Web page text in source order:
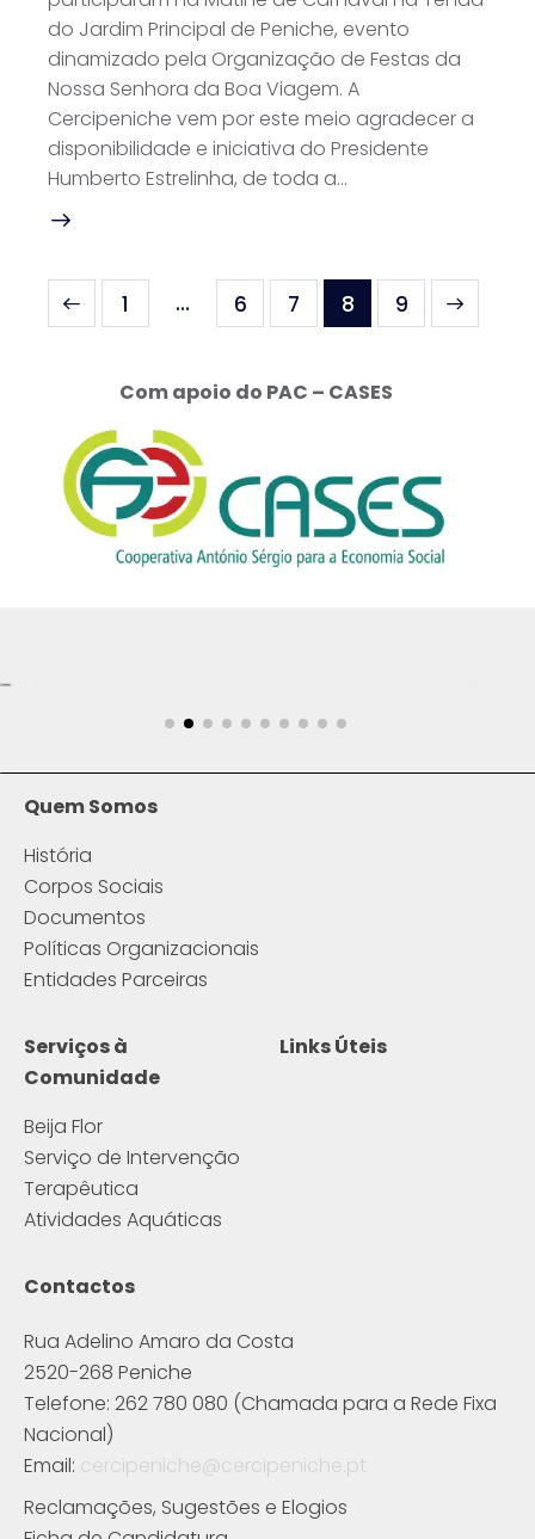
do Jardim Principal de Peniche, evento
dinamizado pela Organização de Festas da
Nossa Senhora da Boa Viagem. A
Cercipeniche vem por este meio agradecer a
disponibilidade e iniciativa do Presidente
Humberto Estrelinha, de toda a…
1 … 6 7 8 9
Com apoio do PAC – CASES
Quem Somos
História
Corpos Sociais
Documentos
Políticas Organizacionais
Entidades Parceiras
Serviços à
Comunidade
Beija Flor
Serviço de Intervenção
Terapêutica
Atividades Aquáticas
Links Úteis
Contactos
Rua Adelino Amaro da Costa
2520-268 Peniche
Telefone: 262 780 080 (Chamada para a Rede Fixa
Nacional)
Email: cercipeniche@cercipeniche.pt
Reclamações, Sugestões e Elogios